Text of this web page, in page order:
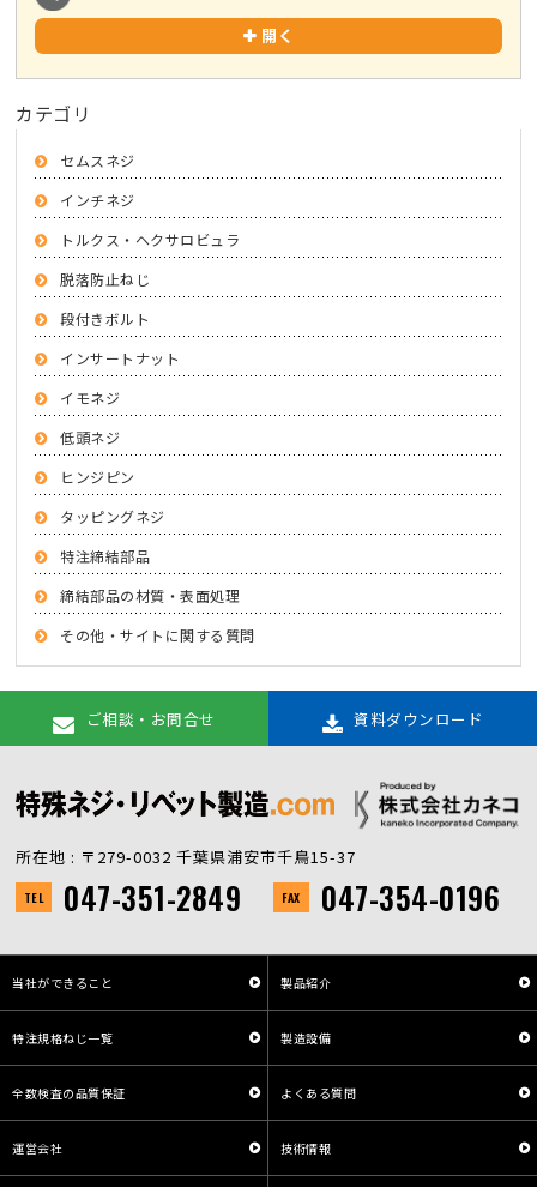
開く
カテゴリ
セムスネジ
インチネジ
トルクス・ヘクサロビュラ
脱落防止ねじ
段付きボルト
インサートナット
イモネジ
低頭ネジ
ヒンジピン
タッピングネジ
特注締結部品
締結部品の材質・表面処理
その他・サイトに関する質問
ご相談・お問合せ 資料ダウンロード
所在地 : 〒279-0032 千葉県浦安市千鳥15-37
TEL 047-351-2849 FAX 047-354-0196
当社ができること 製品紹介
特注規格ねじ一覧 製造設備
全数検査の品質保証 よくある質問
運営会社 技術情報